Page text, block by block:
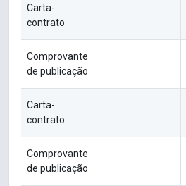
Carta-
contrato
Comprovante
de publicação
Carta-
contrato
Comprovante
de publicação